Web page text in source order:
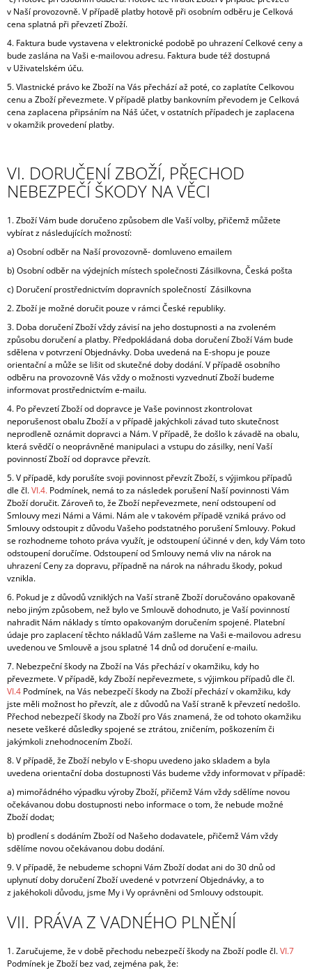
v Naší provozovně. V případě platby hotově při osobním odběru je Celková
cena splatná při převzetí Zboží.
4. Faktura bude vystavena v elektronické podobě po uhrazení Celkové ceny a
bude zaslána na Vaši e-mailovou adresu. Faktura bude též dostupná
v Uživatelském úču.
5. Vlastnické právo ke Zboží na Vás přechází až poté, co zaplatíte Celkovou
cenu a Zboží převezmete. V případě platby bankovním převodem je Celková
cena zaplacena připsáním na Náš účet, v ostatních případech je zaplacena
v okamžik provedení platby.
VI. DORUČENÍ ZBOŽÍ, PŘECHOD
NEBEZPEČÍ ŠKODY NA VĚCI
1. Zboží Vám bude doručeno způsobem dle Vaší volby, přičemž můžete
vybírat z následujících možností:
a) Osobní odběr na Naší provozovně- domluveno emailem
b) Osobní odběr na výdejních místech společnosti Zásilkovna, Česká pošta
c) Doručení prostřednictvím dopravních společností Zásilkovna
2. Zboží je možné doručit pouze v rámci České republiky.
3. Doba doručení Zboží vždy závisí na jeho dostupnosti a na zvoleném
způsobu doručení a platby. Předpokládaná doba doručení Zboží Vám bude
sdělena v potvrzení Objednávky. Doba uvedená na E-shopu je pouze
orientační a může se lišit od skutečné doby dodání. V případě osobního
odběru na provozovně Vás vždy o možnosti vyzvednutí Zboží budeme
informovat prostřednictvím e-mailu.
4. Po převzetí Zboží od dopravce je Vaše povinnost zkontrolovat
neporušenost obalu Zboží a v případě jakýchkoli závad tuto skutečnost
neprodleně oznámit dopravci a Nám. V případě, že došlo k závadě na obalu,
která svědčí o neoprávněné manipulaci a vstupu do zásilky, není Vaší
povinností Zboží od dopravce převzít.
5. V případě, kdy porušíte svoji povinnost převzít Zboží, s výjimkou případů
dle čl.VI.4. Podmínek, nemá to za následek porušení Naší povinnosti Vám
Zboží doručit. Zároveň to, že Zboží nepřevezmete, není odstoupení od
Smlouvy mezi Námi a Vámi. Nám ale v takovém případě vzniká právo od
Smlouvy odstoupit z důvodu Vašeho podstatného porušení Smlouvy. Pokud
se rozhodneme tohoto práva využít, je odstoupení účinné v den, kdy Vám toto
odstoupení doručíme. Odstoupení od Smlouvy nemá vliv na nárok na
uhrazení Ceny za dopravu, případně na nárok na náhradu škody, pokud
vznikla.
6. Pokud je z důvodů vzniklých na Vaší straně Zboží doručováno opakovaně
nebo jiným způsobem, než bylo ve Smlouvě dohodnuto, je Vaší povinností
nahradit Nám náklady s tímto opakovaným doručením spojené. Platební
údaje pro zaplacení těchto nákladů Vám zašleme na Vaši e-mailovou adresu
uvedenou ve Smlouvě a jsou splatné 14 dnů od doručení e-mailu.
7. Nebezpeční škody na Zboží na Vás přechází v okamžiku, kdy ho
převezmete. V případě, kdy Zboží nepřevezmete, s výjimkou případů dle čl.
VI.4 Podmínek, na Vás nebezpečí škody na Zboží přechází v okamžiku, kdy
jste měli možnost ho převzít, ale z důvodů na Vaší straně k převzetí nedošlo.
Přechod nebezpečí škody na Zboží pro Vás znamená, že od tohoto okamžiku
nesete veškeré důsledky spojené se ztrátou, zničením, poškozením či
jakýmkoli znehodnocením Zboží.
8. V případě, že Zboží nebylo v E-shopu uvedeno jako skladem a byla
uvedena orientační doba dostupnosti Vás budeme vždy informovat v případě:
a) mimořádného výpadku výroby Zboží, přičemž Vám vždy sdělíme novou
očekávanou dobu dostupnosti nebo informace o tom, že nebude možné
Zboží dodat;
b) prodlení s dodáním Zboží od Našeho dodavatele, přičemž Vám vždy
sdělíme novou očekávanou dobu dodání.
9.V případě, že nebudeme schopni Vám Zboží dodat ani do 30 dnů od
uplynutí doby doručení Zboží uvedené v potvrzení Objednávky, a to
z jakéhokoli důvodu, jsme My i Vy oprávněni od Smlouvy odstoupit.
VII. PRÁVA Z VADNÉHO PLNĚNÍ
1.Zaručujeme, že v době přechodu nebezpečí škody na Zboží podle čl.VI.7
Podmínek je Zboží bez vad, zejména pak, že: